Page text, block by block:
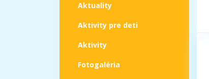
Aktuality
Aktivity pre deti
Aktivity
Fotogaléria